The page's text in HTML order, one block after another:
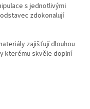
s jednotlivými
zdokonalují
zajišťují dlouhou
kterému skvěle doplní